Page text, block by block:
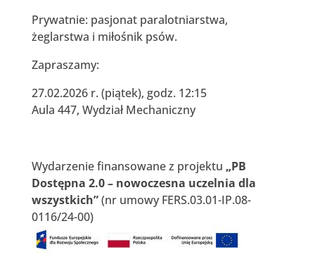
Prywatnie: pasjonat paralotniarstwa,
żeglarstwa i miłośnik psów.
Zapraszamy:
27.02.2026 r. (piątek), godz. 12:15
Aula 447, Wydział Mechaniczny
Wydarzenie finansowane z projektu „PB
Dostępna 2.0 – nowoczesna uczelnia dla
wszystkich”(nr umowy FERS.03.01-IP.08-
0116/24-00)